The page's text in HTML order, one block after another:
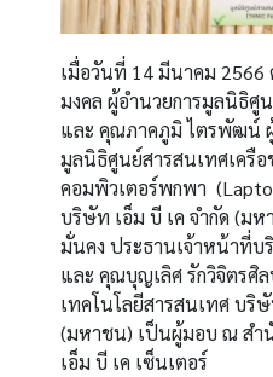
เมื่อวันที่ 14 มีนาคม
มงคล ผู้อำนวยการมูลนิธิศูน
และ คุณภาคภูมิ ไตรพัฒน์
มูลนิธิศูนย์สารสนเทศเครื
คอมพิวเตอร์พกพา
บริษัท เอ็ม บี เค จำกัด (ม
มั่นคง ประธานเจ้าหน้าที่
และ คุณบุญเลิศ รักวิจิตรศิ
เทคโนโลยีสารสนเทศ บริ
(มหาชน) เป็นผู้มอบ ณ สำ
เอ็ม บี เค เซ็นเตอร์